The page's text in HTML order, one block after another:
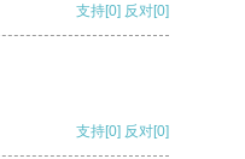
支持[0] 反对[0]
支持[0] 反对[0]